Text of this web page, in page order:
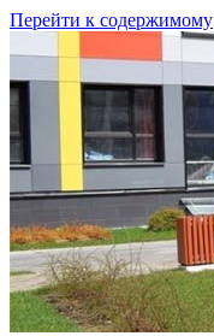
Перейти к содержимому